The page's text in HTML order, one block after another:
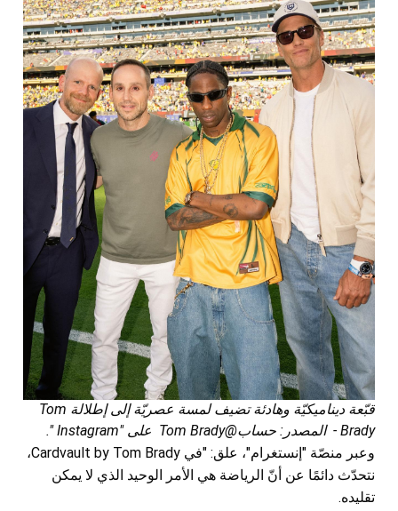
قبّعة ديناميكيّة وهادئة تضيف لمسة عصريّة إلى إطلالة Tom
Brady - المصدر: حساب@Tom Brady على "Instagram
".
وعبر منصّة "إنستغرام"، علق: "في Cardvault by Tom Brady،
نتحدّث دائمًا عن أنّ الرياضة هي الأمر الوحيد الذي لا يمكن
تقليده.